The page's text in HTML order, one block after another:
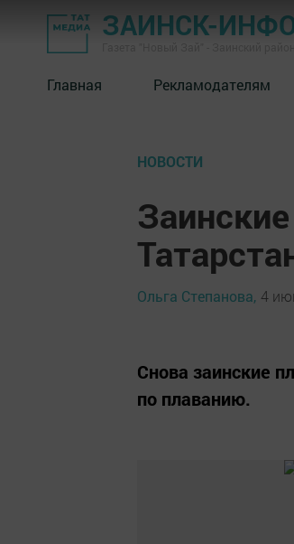
ЗАИНСК-
Главная Рекламодателям
НОВОСТИ
Ольга Степанова, 4
Снова заинские
по плаванию.